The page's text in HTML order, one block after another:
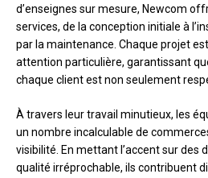
d’enseignes sur mesure, Newcom
services, de la conception initiale à
par la maintenance. Chaque projet
attention particulière, garantissant
chaque client est non seulement
À travers leur travail minutieux, les
un nombre incalculable de
visibilité. En mettant l’accent sur des
qualité irréprochable, ils contribuent